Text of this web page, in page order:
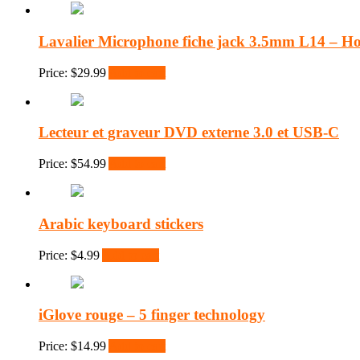
Lavalier Microphone fiche jack 3.5mm L14 –
Price: $29.99
Lecteur et graveur DVD externe 3.0 et USB-C
Price: $54.99
Arabic keyboard stickers
Price: $4.99
iGlove rouge – 5 finger technology
Price: $14.99